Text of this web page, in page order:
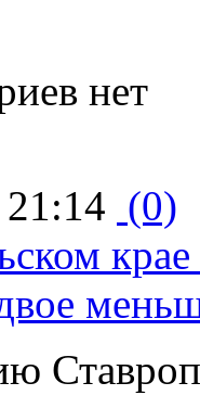
нет
(0)